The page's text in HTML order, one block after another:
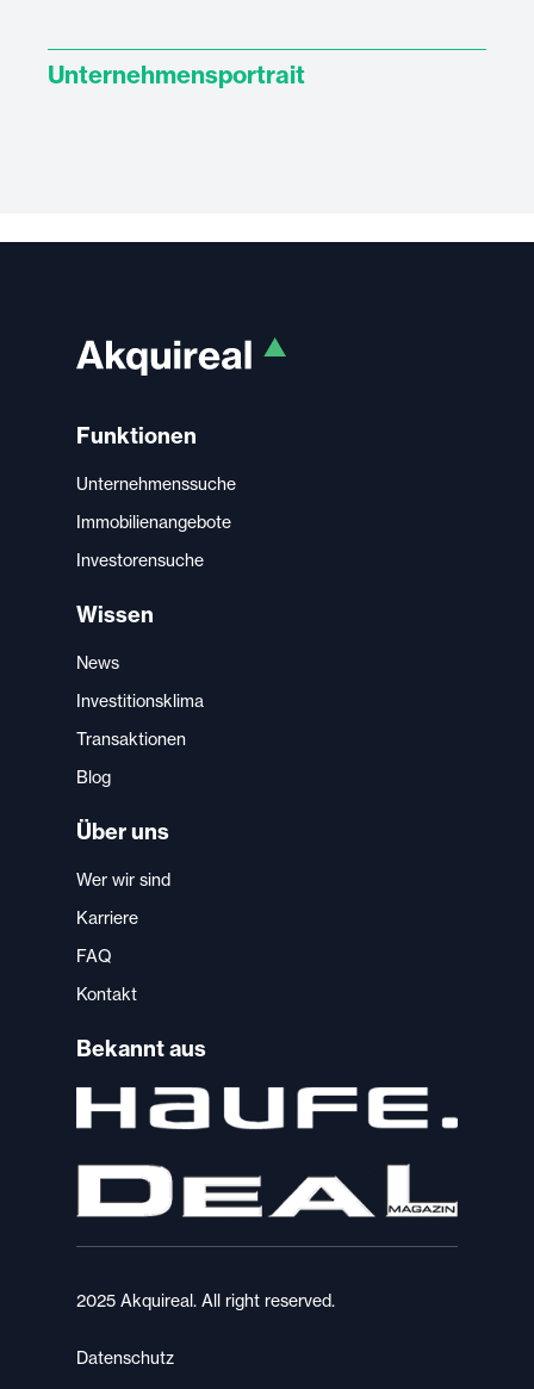
Unternehmensportrait
Funktionen
Unternehmenssuche
Immobilienangebote
Investorensuche
Wissen
News
Investitionsklima
Transaktionen
Blog
Über uns
Wer wir sind
Karriere
FAQ
Kontakt
Bekannt aus
2025 Akquireal. All right reserved.
Datenschutz